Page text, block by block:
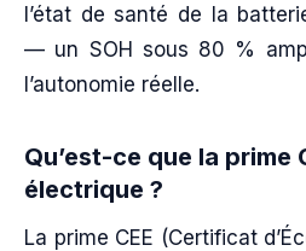
l’état de santé de la
— un SOH sous 80 %
l’autonomie réelle.
Qu’est-ce que la prime
électrique ?
La prime CEE (Certificat